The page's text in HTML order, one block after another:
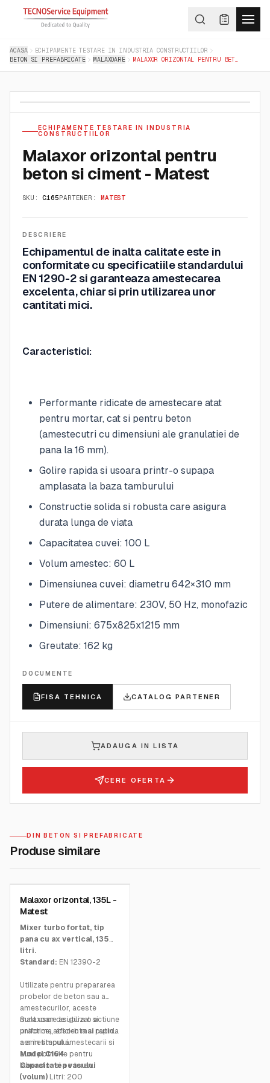
ACASA
ECHIPAMENTE TESTARE IN INDUSTRIA CONSTRUCTIILOR
BETON SI PREFABRICATE
MALAXOARE
ECHIPAMENTE TESTARE IN INDUSTRIA
CONSTRUCTIILOR
Malaxor orizontal pentru
beton si ciment - Matest
SKU: C165PARTENER: MATEST
DESCRIERE
Echipamentul de inalta calitate este in
conformitate cu specificatiile standardului
EN 1290-2 si garanteaza amestecarea
excelenta, chiar si prin utilizarea unor
cantitati mici.
Caracteristici:
Performante ridicate de amestecare atat
pentru mortar, cat si pentru beton
(amestecutri cu dimensiuni ale granulatiei de
pana la 16 mm).
Golire rapida si usoara printr-o supapa
amplasata la baza tamburului
Constructie solida si robusta care asigura
durata lunga de viata
Capacitatea cuvei: 100 L
Volum amestec: 60 L
Dimensiunea cuvei: diametru 642×310 mm
Putere de alimentare: 230V, 50 Hz, monofazic
Dimensiuni: 675x825x1215 mm
Greutate: 162 kg
DOCUMENTE
FISA TEHNICA CATALOG PARTENER
ADAUGA IN LISTA
CERE OFERTA
DIN BETON SI PREFABRICATE
Produse similare
SKU:C164
Malaxor orizontal, 135L -
Matest
Mixer turbo fortat, tip
pana cu ax vertical, 135
litri.
Standard: EN 12390-2
Utilizate pentru prepararea
probelor de beton sau a
amestecurilor, aceste
malaxoare asigura o actiune
uniforma, eficienta si rapida
a amestecului.
Sunt usor de utilizat si
practice, absorb mai putin
aer in timpul amestecarii si
sunt potrivite pentru
laborator si pe teren.
Model C164
Capacitatea vasului
(volum) Litri: 200